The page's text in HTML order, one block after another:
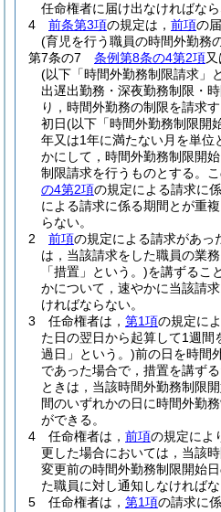
任命権者に届け出なければなら
4
前条第3項の規定は， 前項の
(育児を行う職員の時間外勤務
第7条の7
条例第8条の4第2項
(以下「時間外勤務制限請求」
出遅出勤務・深夜勤務制限・
り，時間外勤務の制限を請求
初日(以下「時間外勤務制限開
年又は1年に満たない月を単位
かにして，時間外勤務制限開
制限請求を行うものとする。
の4第2項の規定による請求に
による請求に係る期間とが重
らない。
2
前項の規定による請求があっ
は，当該請求をした職員の業
「措置」という。)を講ずるこ
かについて，速やかに当該請
ければならない。
3
任命権者は， 第1項の規定に
た日の翌日から起算して1週間
過日」という。)前の日を時間
であった場合で，措置を講ず
ときは，当該時間外勤務制限
間のいずれかの日に時間外勤
ができる。
4
任命権者は， 前項の規定によ
更した場合においては，当該
変更前の時間外勤務制限開始
た職員に対し通知しなければな
5
任命権者は， 第1項の請求に